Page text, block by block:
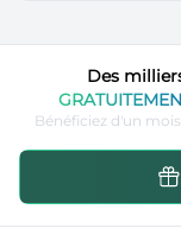
Des
Bénéficiez d'un